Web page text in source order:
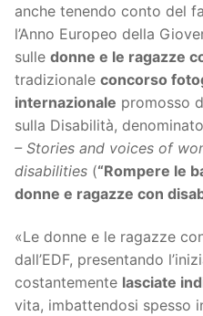
anche tenendo conto del
l’Anno Europeo della
sulle donne e le ragazze
tradizionale concorso
internazionale promosso
sulla Disabilità,
– Stories and voices of
disabilities (“Rompere le
donne e ragazze con
«Le donne e le ragazze
dall’EDF, presentando
costantemente lasciate
vita, imbattendosi spesso